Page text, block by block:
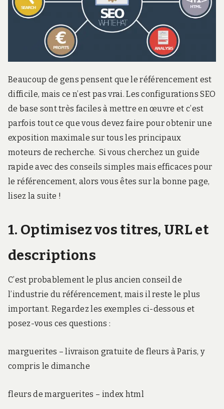
r
d
Beaucoup de gens pensent que le référencement est
difficile, mais ce n’est pas vrai. Les configurations SEO
de base sont très faciles à mettre en œuvre et c’est
parfois tout ce que vous devez faire pour obtenir une
exposition maximale sur tous les principaux
moteurs de recherche. Si vous cherchez un guide
rapide avec des conseils simples mais efficaces pour
le référencement, alors vous êtes sur la bonne page,
lisez la suite !
1. Optimisez vos titres, URL et
descriptions
C’est probablement le plus ancien conseil de
l’industrie du référencement, mais il reste le plus
important. Regardez les exemples ci-dessous et
posez-vous ces questions :
marguerites – livraison gratuite de fleurs à Paris, y
compris le dimanche
fleurs de marguerites – index html